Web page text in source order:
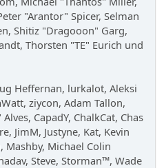
"Arantor" Spicer, Selman
Shitiz "Dragooon" Garg,
Thorsten "TE" Eurich und
Heffernan, lurkalot, Aleksi
ziycon, Adam Tallon,
CapadY, ChalkCat, Chas
JimM, Justyne, Kat, Kevin
Mashby, Michael Colin
Steve, Storman™, Wade